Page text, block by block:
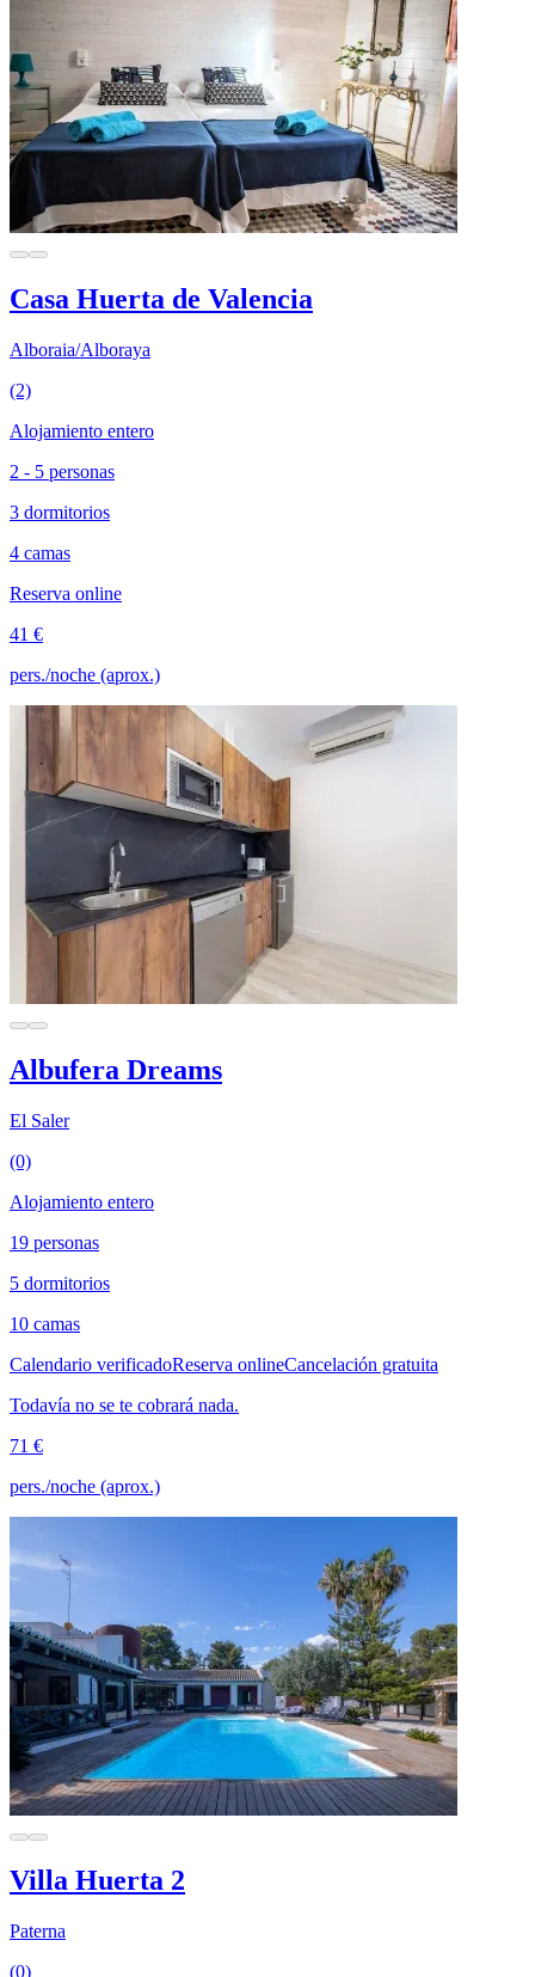
Casa Huerta de Valencia
Alboraia/Alboraya
(2)
Alojamiento entero
2 - 5 personas
3 dormitorios
4 camas
Reserva online
41 €
pers./noche (aprox.)
Albufera Dreams
El Saler
(0)
Alojamiento entero
19 personas
5 dormitorios
10 camas
Calendario verificadoReserva onlineCancelación gratuita
Todavía no se te cobrará nada.
71 €
pers./noche (aprox.)
Villa Huerta 2
Paterna
(0)